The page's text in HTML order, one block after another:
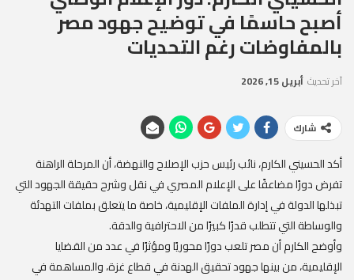
أصبح حاسمًا في توضيح جهود مصر
بالمفاوضات رغم التحديات
آخر تحديث أبريل 15, 2026
شارك
أكد الحسيني الكارم، نائب رئيس حزب الإصلاح والنهضة، أن المرحلة الراهنة
تفرض دورًا مضاعفًا على الإعلام المصري في نقل وشرح حقيقة الجهود التي
تبذلها الدولة في إدارة الملفات الإقليمية، خاصة ما يتعلق بملفات التهدئة
والوساطة التي تتطلب قدرًا كبيرًا من الاحترافية والدقة.
وأوضح الكارم أن مصر تلعب دورًا محوريًا ومؤثرًا في عدد من القضايا
الإقليمية، من بينها جهود تحقيق الهدنة في قطاع غزة، والمساهمة في